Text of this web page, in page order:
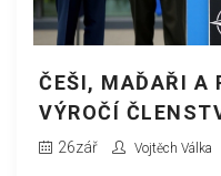
ČEŠI, MAĎAŘI A
VÝROČÍ
26zář Vojtěch Válka